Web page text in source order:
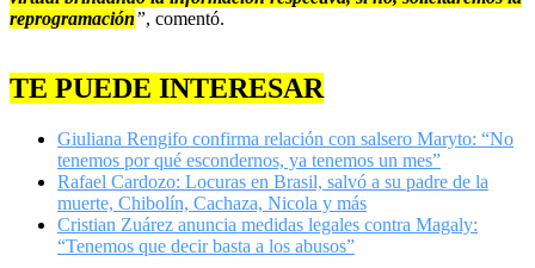
reprogramación”, comentó.
TE PUEDE INTERESAR
Giuliana Rengifo confirma relación con salsero Maryto: “No
tenemos por qué escondernos, ya tenemos un mes”
Rafael Cardozo: Locuras en Brasil, salvó a su padre de la
muerte, Chibolín, Cachaza, Nicola y más
Cristian Zuárez anuncia medidas legales contra Magaly:
“Tenemos que decir basta a los abusos”